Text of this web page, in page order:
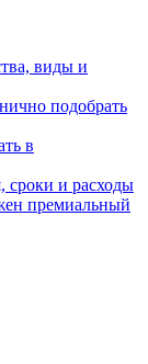
виды и
подобрать
в
и расходы
премиальный